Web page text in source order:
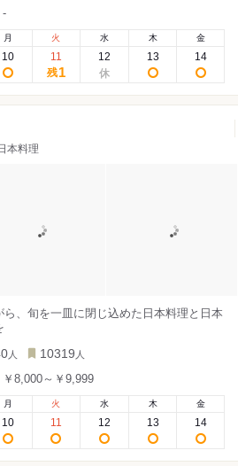
-
月
10
火
11
残1
水
12
木
13
金
14
本料理
、旬を一皿に閉じ込めた日本料理と日本
人 10319 人
￥8,000～￥9,999
月
10
火
11
水
12
木
13
金
14